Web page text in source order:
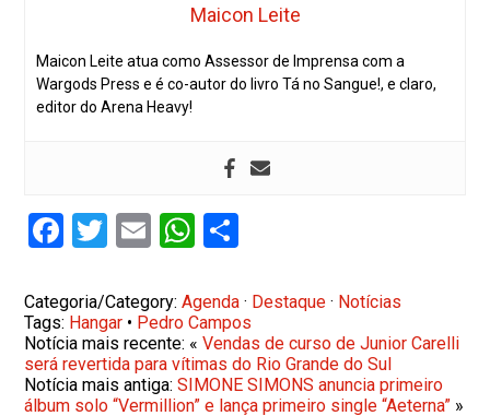
Maicon Leite
Maicon Leite atua como Assessor de Imprensa com a
Wargods Press e é co-autor do livro Tá no Sangue!, e claro,
editor do Arena Heavy!
Facebook
Twitter
EmailWhatsApp
Categoria/Category:Agenda · Destaque · Notícias
Tags: Hangar • Pedro Campos
Notícia mais recente: «Vendas de curso de Junior Carelli
será revertida para vítimas do Rio Grande do Sul
Notícia mais antiga:SIMONE SIMONS anuncia primeiro
álbum solo “Vermillion” e lança primeiro single “Aeterna” »